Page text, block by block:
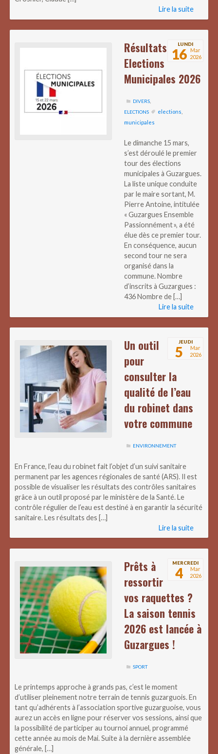
Lire la suite
LUNDI
16 Mar
2026
Résultats
Elections
Municipales 2026
DIVERS
ELECTIONS
elections
municipales
Le dimanche 15 mars,
s’est déroulé le premier
tour des élections
municipales à Guzargues.
La liste unique conduite
par le maire sortant, M.
Pierre Antoine, intitulée
« Guzargues Ensemble
Passionnément », a été
élue dès ce premier tour.
En conséquence, aucun
second tour ne sera
organisé dans la
commune. Nombre
d’inscrits à Guzargues :
436 Nombre de […]
Lire la suite
JEUDI
5
Mar
2026
Un outil
pour
consulter la
qualité de l’eau
du robinet dans
votre commune
ENVIRONNEMENT
En France, l’eau du robinet fait l’objet d’un suivi sanitaire
permanent par les agences régionales de santé (ARS). Il est
possible de visualiser les résultats des contrôles sanitaires
grâce à un outil proposé par le ministère de la Santé. Le
contrôle régulier de l’eau est destiné à en garantir la sécurité
sanitaire. Les résultats des […]
Lire la suite
MERCREDI
4
Mar
2026
Prêts à
ressortir
vos raquettes ?
La saison tennis
2026 est lancée à
Guzargues !
SPORT
Le printemps approche à grands pas, c’est le moment
d’utiliser pleinement notre terrain de tennis guzarguois. En
tant qu’adhérents à l’association sportive guzarguoise, vous
aurez un accès en ligne pour réserver vos sessions, ainsi que
la possibilité de participer au tournoi annuel, programmé
cette année au mois de Mai. Suite à la dernière assemblée
générale, […]